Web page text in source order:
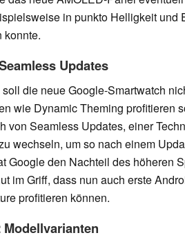
in punkto Helligkeit und
konnte.
Updates
die neue Google-Smartwatch
wie Dynamic Theming profitieren
von Seamless Updates, einer
wechseln, um so nach einem
Google den Nachteil des höheren
im Griff, dass nun auch erste
profitieren können.
Modellvarianten